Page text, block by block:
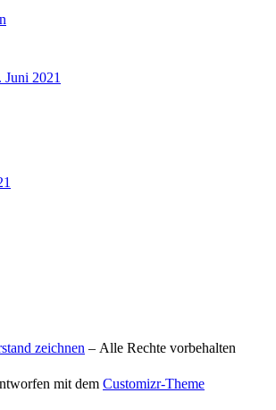
Juni 2021
zeichnen – Alle Rechte vorbehalten
mit dem Customizr-Theme